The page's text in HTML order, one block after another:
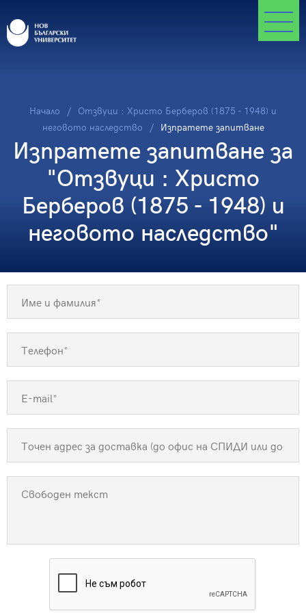
Начало
Отзвуци : Христо Берберов (1875 - 1948) и
неговото наследство
Изпратете запитване
Изпратете запитване за
"Отзвуци : Христо
Берберов (1875 - 1948) и
неговото наследство"